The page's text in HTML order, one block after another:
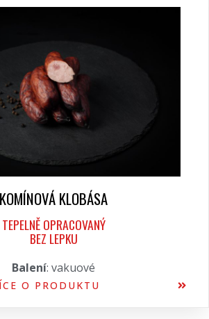
KOMÍNOVÁ KLOBÁSA
TEPELNĚ OPRACOVANÝ
BEZ LEPKU
Balení: vakuové
O PRODUKTU